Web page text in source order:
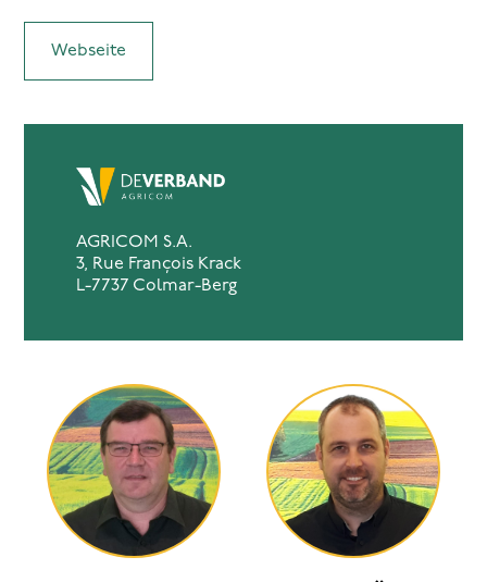
Webseite
AGRICOM S.A.
3, Rue François Krack
L-7737 Colmar-Berg